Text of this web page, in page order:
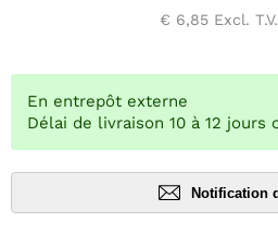
€ 6,85Excl.
En entrepôt externe
Délai de livraison 10 à 12 jours
Notification